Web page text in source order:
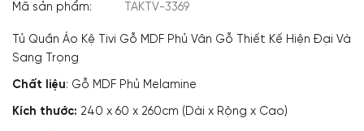
Mã sản phẩm: TAKTV-3369
Tủ Quần Áo Kệ Tivi Gỗ MDF Phủ Vân Gỗ Thiết Kế Hiện Đại Và
Sang Trọng
Chất liệu: Gỗ MDF Phủ Melamine
Kích thước: 240 x 60 x 260cm (Dài x Rộng x Cao)